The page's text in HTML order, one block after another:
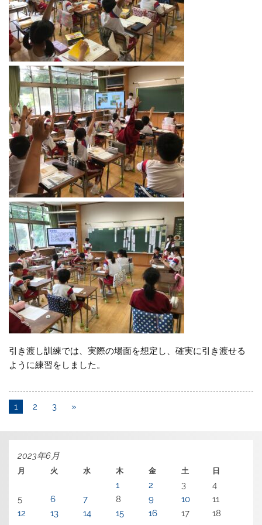
引き渡し訓練では、実際の場面を想定し、確実に引き渡せる
ように練習をしました。
1 2 3 »
2023年6月
月 火 水 木 金 土 日
1 2 3
4
5
6 7 8 9 10
11
12
13 14 15 16 17
18